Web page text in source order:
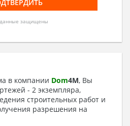
защищены
в компании Dom4M, Вы
- 2 экземпляра,
строительных работ и
разрешения на